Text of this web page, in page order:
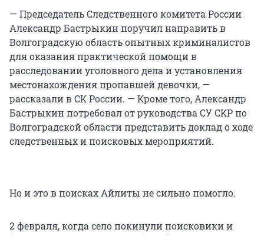
— Председатель Следственного комитета России
Александр Бастрыкин поручил направить в
Волгоградскую область опытных криминалистов
для оказания практической помощи в
расследовании уголовного дела и установления
местонахождения пропавшей девочки, —
рассказали в СК России. — Кроме того, Александр
Бастрыкин потребовал от руководства СУ СКР по
Волгоградской области представить доклад о ходе
следственных и поисковых мероприятий.
Но и это в поисках Айлиты не сильно помогло.
2 февраля, когда село покинули поисковики и